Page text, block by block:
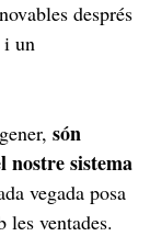
després
i un
són
nostre sistema
vegada posa
les ventades.